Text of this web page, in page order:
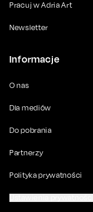
Pracuj w Adria Art
Newsletter
Informacje
O nas
Dla mediów
Do pobrania
Partnerzy
Polityka prywatności